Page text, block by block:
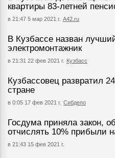
квартиры 83-летней
в 21:47 5 мар 2021 г. А42.ru
В Кузбассе назван
электромонтажник
в 21:31 22 фев 2021 г. Кузбасс
Кузбассовец развратил
стране
в 0:05 17 фев 2021 г. Сибдепо
Госдума приняла закон,
отчислять 10% прибыли
в 21:43 15 фев 2021 г.